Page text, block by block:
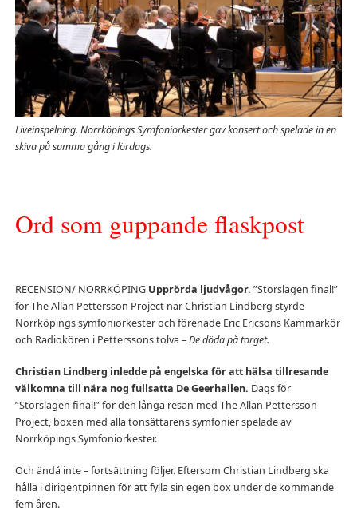
Liveinspelning. Norrköpings Symfoniorkester gav konsert och spelade in en
skiva på samma gång i lördags.
Ord som guppande flaskpost
RECENSION/ NORRKÖPING Upprörda ljudvågor. ”Storslagen final!”
för The Allan Pettersson Project när Christian Lindberg styrde
Norrköpings symfoniorkester och förenade Eric Ericsons Kammarkör
och Radiokören i Petterssons tolva –De döda på torget.
Christian Lindberg inledde på engelska för att hälsa tillresande
välkomna till nära nog fullsatta De Geerhallen. Dags för
”Storslagen final!” för den långa resan med The Allan Pettersson
Project, boxen med alla tonsättarens symfonier spelade av
Norrköpings Symfoniorkester.
Och ändå inte – fortsättning följer. Eftersom Christian Lindberg ska
hålla i dirigentpinnen för att fylla sin egen box under de kommande
fem åren.